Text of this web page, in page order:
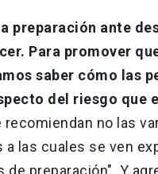
la preparación ante
Para promover
saber cómo las
del riesgo que
no las
las cuales se ven
preparación". Y